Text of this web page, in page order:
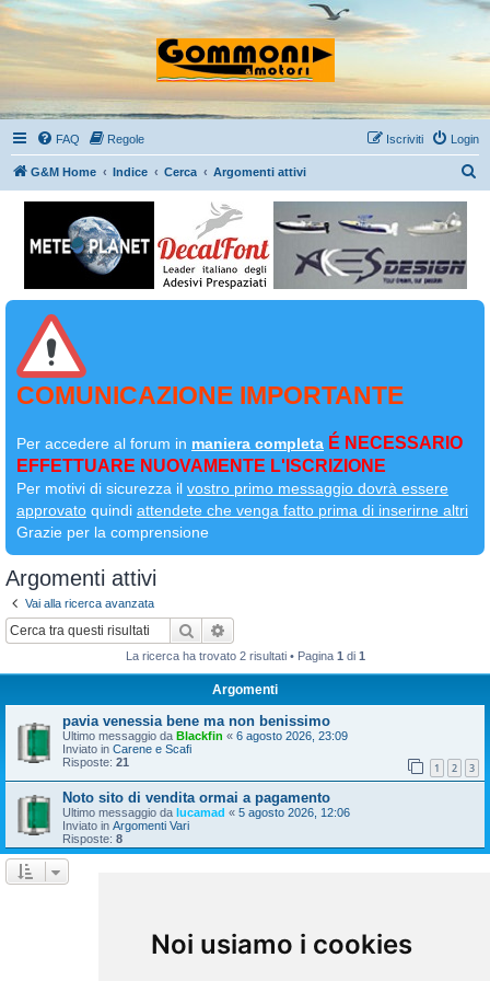
Noi usiamo i cookies
FAQ Regole Login
Iscriviti
G&M Home Indice Cerca Argomenti attivi
COMUNICAZIONE IMPORTANTE
Per accedere al forum in maniera completa É NECESSARIO
EFFETTUARE NUOVAMENTE L'ISCRIZIONE
Per motivi di sicurezza il vostro primo messaggio dovrà essere
approvato quindi attendete che venga fatto prima di inserirne altri
Grazie per la comprensione
Argomenti attivi
Vai alla ricerca avanzata
Cerca
La ricerca ha trovato 2 risultati • Pagina 1 di 1
Argomenti
pavia venessia bene ma non benissimo
Ultimo messaggio da Blackfin « 6 agosto 2026, 23:09
Inviato in Carene e Scafi
Risposte: 21 1 2 3
Noto sito di vendita ormai a pagamento
Ultimo messaggio da lucamad « 5 agosto 2026, 12:06
Inviato in Argomenti Vari
Risposte: 8